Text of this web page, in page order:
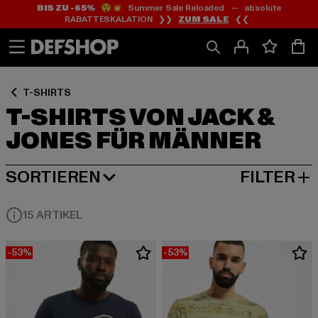
Zum
Inhalt
springen
Zum
Fußzeile
springen
BIS ZU -65%😲💥 Summer Sale Reloaded — absolute
RABATTESKALATION ❯❯ ZUM SALE ❮❮
T-SHIRTS
T-SHIRTS VON JACK &
JONES FÜR MÄNNER
Zum
Produktraster
springen
SORTIEREN
BELIEBTESTE FILTER
15 ARTIKEL
-53% -53%